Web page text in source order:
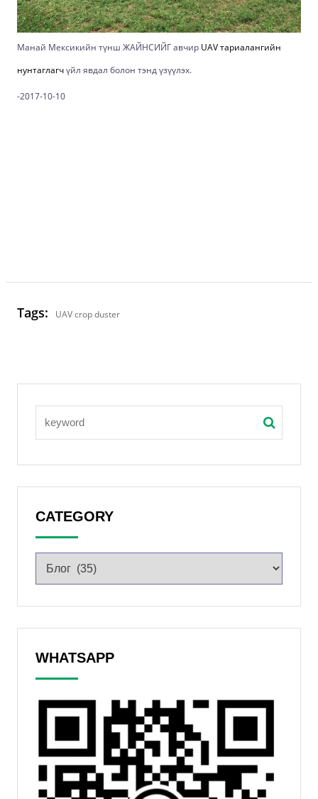
Манай Мексикийн түнш ЖАЙНСИЙГ авчир UAV тариалангийн
нунтаглагчүйл явдал болон тэнд үзүүлэх.
-2017-10-10
Tags: UAV crop duster
CATEGORY
WHATSAPP